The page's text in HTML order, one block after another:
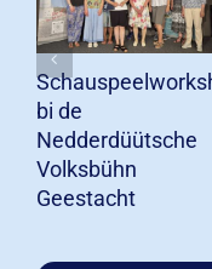
bi de
Nedderdüütsche
Volksbühn
Geestacht